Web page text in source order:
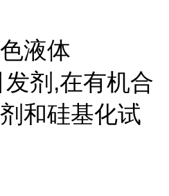
液体
剂,在有机合
和硅基化试